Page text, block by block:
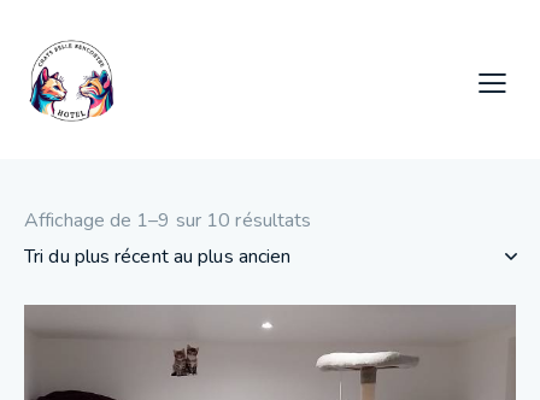
Affichage de 1–9 sur 10 résultats